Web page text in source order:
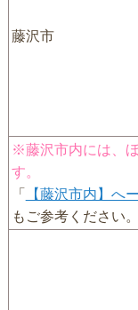
藤沢市
※藤沢市内には、
す。
「
【藤沢市内】へ
もご参考ください。